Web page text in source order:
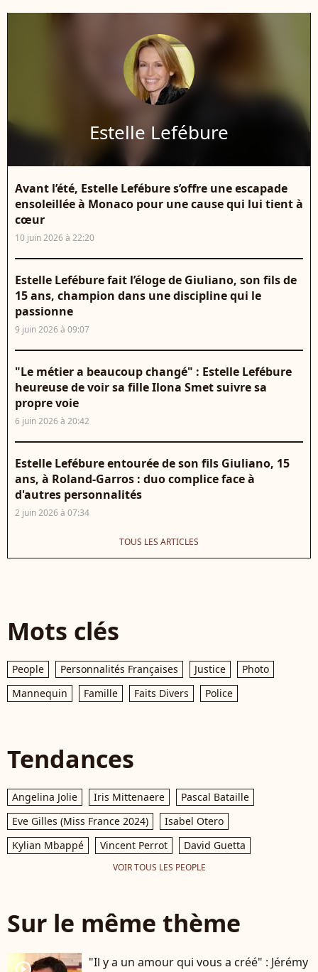
Estelle Lefébure
Avant l’été, Estelle Lefébure s’offre une escapade
ensoleillée à Monaco pour une cause qui lui tient à
cœur
10 juin 2026 à 22:20
Estelle Lefébure fait l’éloge de Giuliano, son fils de
15 ans, champion dans une discipline qui le
passionne
9 juin 2026 à 09:07
"Le métier a beaucoup changé" : Estelle Lefébure
heureuse de voir sa fille Ilona Smet suivre sa
propre voie
6 juin 2026 à 20:42
Estelle Lefébure entourée de son fils Giuliano, 15
ans, à Roland-Garros : duo complice face à
d'autres personnalités
2 juin 2026 à 07:34
TOUS LES ARTICLES
Mots clés
People Personnalités Françaises Justice
Photo
Mannequin
Famille Faits Divers Police
Tendances
Angelina Jolie Iris Mittenaere
Pascal Bataille
Eve Gilles (Miss France 2024)
Isabel Otero
Kylian Mbappé
Vincent Perrot David Guetta
VOIR TOUS LES PEOPLE
Sur le même thème
"Il y a un amour qui vous a créé" : Jérémy